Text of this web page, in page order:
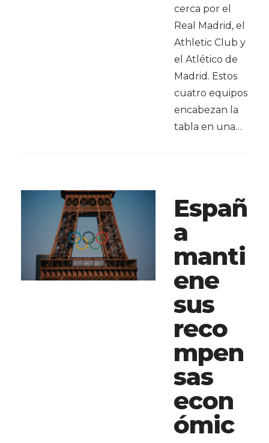
cerca por el
Real Madrid, el
Athletic Club y
el Atlético de
Madrid. Estos
cuatro equipos
encabezan la
tabla en una…
Españ
a
manti
ene
sus
reco
mpen
sas
econ
ómic